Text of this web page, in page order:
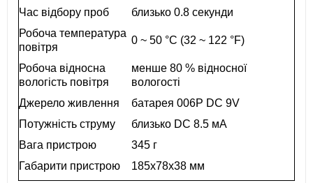
Час відбору проб
близько 0.8 секунди
Робоча температура
повітря
0 ~ 50 °C (32 ~ 122 °F)
Робоча відносна
вологість повітря
менше 80 % відносної
вологості
Джерело живлення
батарея 006P DC 9V
Потужність струму
близько DC 8.5 мА
Вага пристрою
345 г
Габарити пристрою
185x78x38 мм